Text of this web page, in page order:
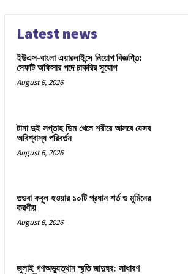
Latest news
ইউএস-বাংলা এয়ারলাইন্সে নিয়োগ বিজ্ঞপ্তি:
সেফটি অফিসার পদে চাকরির সুযোগ
August 6, 2026
টানা দুই সপ্তাহ ডিম খেলে শরীরে আসবে যেসব
অবিশ্বাস্য পরিবর্তন
August 6, 2026
তওবা কবুল হওয়ার ১০টি প্রধান শর্ত ও মুমিনের
করণীয়
August 6, 2026
জুলাই গণঅভ্যুত্থান স্মৃতি জাদুঘর: সাধারণ